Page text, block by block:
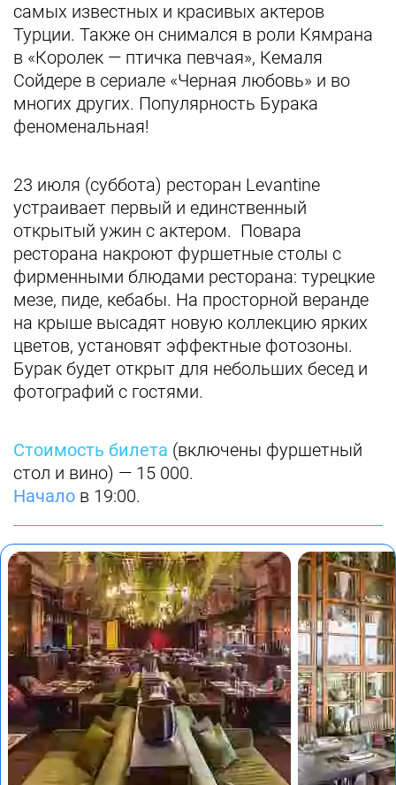
самых известных и красивых актеров
Турции. Также он снимался в роли Кямрана
в «Королек — птичка певчая», Кемаля
Сойдере в сериале «Черная любовь» и во
многих других. Популярность Бурака
феноменальная!
23 июля (суббота) ресторан Levantine
устраивает первый и единственный
открытый ужин с актером. Повара
ресторана накроют фуршетные столы с
фирменными блюдами ресторана: турецкие
мезе, пиде, кебабы. На просторной веранде
на крыше высадят новую коллекцию ярких
цветов, установят эффектные фотозоны.
Бурак будет открыт для небольших бесед и
фотографий с гостями.
Стоимость билета (включены фуршетный
стол и вино) — 15 000.
Начало в 19:00.